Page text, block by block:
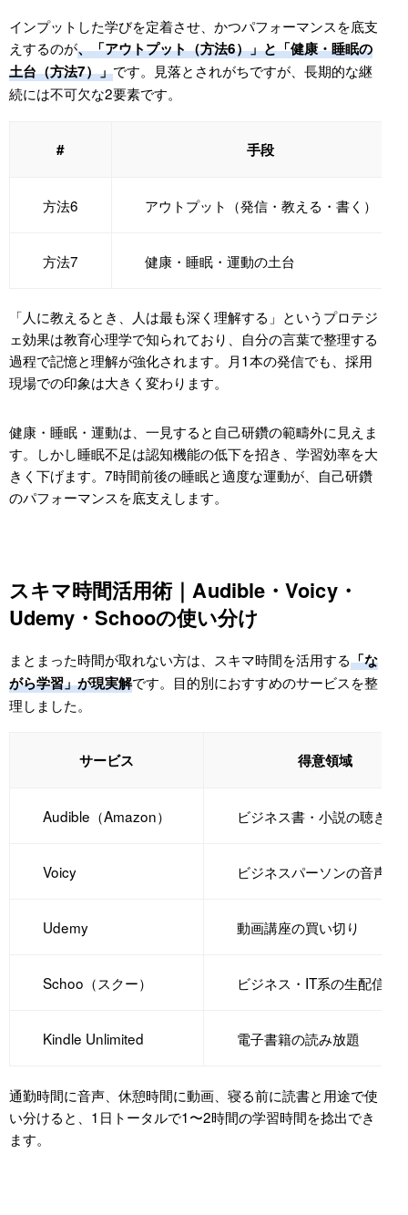
インプットした学びを定着させ、かつパフォーマンスを底支
えするのが、「アウトプット（方法6）」と「健康・睡眠の
土台（方法7）」です。見落とされがちですが、長期的な継
続には不可欠な2要素です。
# 手段
方法6 アウトプット（発信・教える・書く）
方法7 健康・睡眠・運動の土台
「人に教えるとき、人は最も深く理解する」というプロテジ
ェ効果は教育心理学で知られており、自分の言葉で整理する
過程で記憶と理解が強化されます。月1本の発信でも、採用
現場での印象は大きく変わります。
健康・睡眠・運動は、一見すると自己研鑽の範疇外に見えま
す。しかし睡眠不足は認知機能の低下を招き、学習効率を大
きく下げます。7時間前後の睡眠と適度な運動が、自己研鑽
のパフォーマンスを底支えします。
スキマ時間活用術｜Audible・Voicy・
Udemy・Schooの使い分け
まとまった時間が取れない方は、スキマ時間を活用する「な
がら学習」が現実解です。目的別におすすめのサービスを整
理しました。
サービス 得意領域
Audible（Amazon） ビジネス書・小説の聴き放
Voicy ビジネスパーソンの音声配
Udemy 動画講座の買い切り
Schoo（スクー） ビジネス・IT系の生配信
Kindle Unlimited 電子書籍の読み放題
通勤時間に音声、休憩時間に動画、寝る前に読書と用途で使
い分けると、1日トータルで1〜2時間の学習時間を捻出でき
ます。